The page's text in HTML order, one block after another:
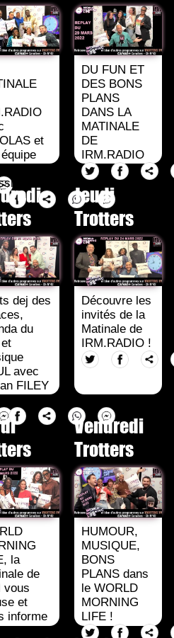
et
!
DU FUN ET
DES BONS
PLANS
DANS LA
MATINALE
DE
IRM.RADIO
dej des
du
avec
FILEY
Jeudi
Trotters
Découvre les
invités de la
Matinale de
IRM.RADIO !
la
de
vous
et
informe
Vendredi
Trotters
HUMOUR,
MUSIQUE,
BONS
PLANS dans
le WORLD
MORNING
LIFE !